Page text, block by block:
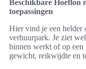
Beschikbare Hoeflon
toepassingen
Hier vind je een helder
verhuurpark. Je ziet
binnen werkt of op
gewicht, reikwijdte en